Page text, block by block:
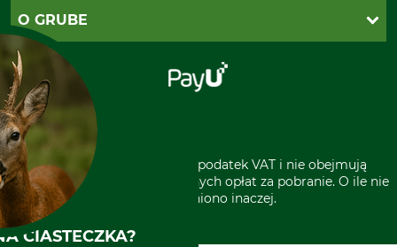
Regulamin sklepu
Klauzula RODO
Odstąpienie od zamówienia
PayU
Za pobraniem (z dopłatą)
Polecenie zapłaty SEPA
O GRUBE
Sklep stacjonarny
Kontakt
Grube w Europie
* Wszystkie ceny zawierają podatek VAT i nie obejmują
kosztów wysyłki lub ewentualnych opłat za pobranie. O ile nie
wyszczególniono inaczej.
CIASTECZKA?